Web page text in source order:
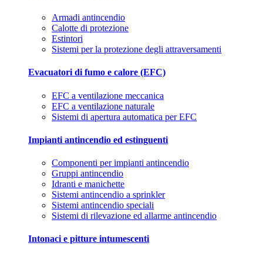
Armadi antincendio
Calotte di protezione
Estintori
Sistemi per la protezione degli attraversamenti
Evacuatori di fumo e calore (EFC)
EFC a ventilazione meccanica
EFC a ventilazione naturale
Sistemi di apertura automatica per EFC
Impianti antincendio ed estinguenti
Componenti per impianti antincendio
Gruppi antincendio
Idranti e manichette
Sistemi antincendio a sprinkler
Sistemi antincendio speciali
Sistemi di rilevazione ed allarme antincendio
Intonaci e pitture intumescenti